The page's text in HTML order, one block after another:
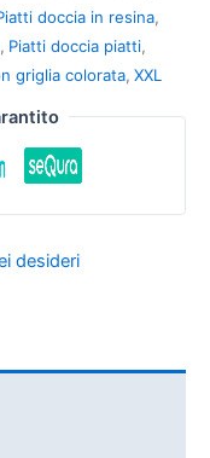
doccia in resina,
, Piatti doccia piatti,
griglia colorata, XXL
desideri